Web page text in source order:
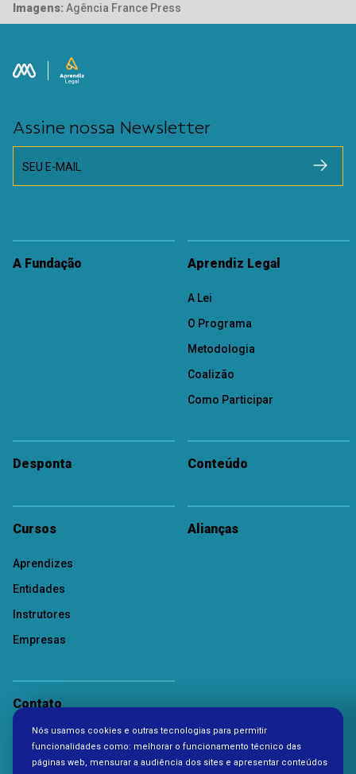
Imagens: Agência France Press
Assine nossa Newsletter
SEU E-MAIL
A Fundação Aprendiz Legal
A Lei
O Programa
Metodologia
Coalizão
Como Participar
Desponta Conteúdo
Cursos
Aprendizes
Entidades
Instrutores
Empresas
Alianças
Contato
Nós usamos cookies e outras tecnologias para permitir
funcionalidades como: melhorar o funcionamento técnico das
páginas web, mensurar a audiência dos sites e apresentar conteúdos